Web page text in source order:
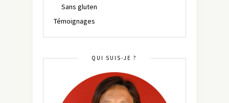
Sans gluten
Témoignages
QUI SUIS-JE ?